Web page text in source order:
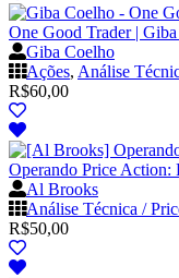
One Good Trader |
Giba Coelho
Ações, Análise
R$60,00
Operando Price Action:
Al Brooks
Análise Técnica /
R$50,00